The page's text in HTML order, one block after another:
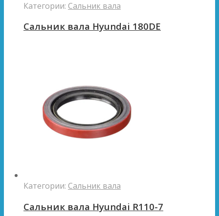
Категории: Сальник вала
Сальник вала Hyundai 180DE
Категории: Сальник вала
Сальник вала Hyundai R110-7